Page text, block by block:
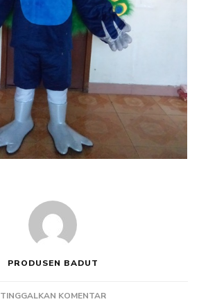
PRODUSEN BADUT
TINGGALKAN KOMENTARPADA